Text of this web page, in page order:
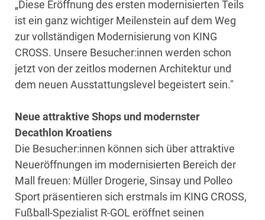
„Diese Eröffnung des ersten modernisierten Teils
ist ein ganz wichtiger Meilenstein auf dem Weg
zur vollständigen Modernisierung von KING
CROSS. Unsere Besucher:innen werden schon
jetzt von der zeitlos modernen Architektur und
dem neuen Ausstattungslevel begeistert sein."
Neue attraktive Shops und modernster
Decathlon Kroatiens
Die Besucher:innen können sich über attraktive
Neueröffnungen im modernisierten Bereich der
Mall freuen: Müller Drogerie, Sinsay und Polleo
Sport präsentieren sich erstmals im KING CROSS,
Fußball-Spezialist R-GOL eröffnet seinen